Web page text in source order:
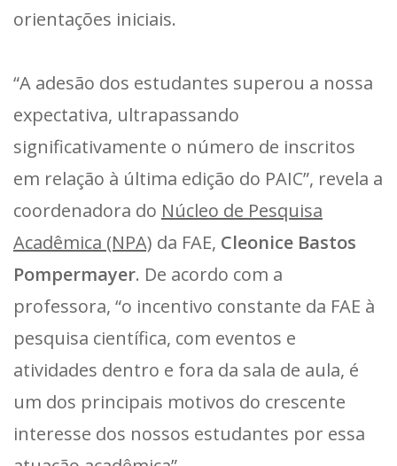
orientações iniciais.
“A adesão dos estudantes superou a nossa
expectativa, ultrapassando
significativamente o número de inscritos
em relação à última edição do PAIC”, revela a
coordenadora do Núcleo de Pesquisa
Acadêmica (NPA) da FAE, Cleonice Bastos
Pompermayer. De acordo com a
professora, “o incentivo constante da FAE à
pesquisa científica, com eventos e
atividades dentro e fora da sala de aula, é
um dos principais motivos do crescente
interesse dos nossos estudantes por essa